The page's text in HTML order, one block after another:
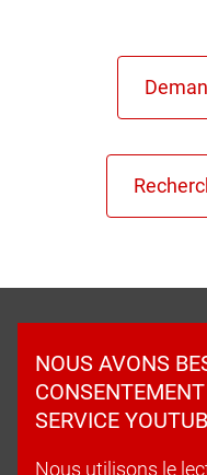
NOUS AVONS
SERVICE
Nous utilisons le